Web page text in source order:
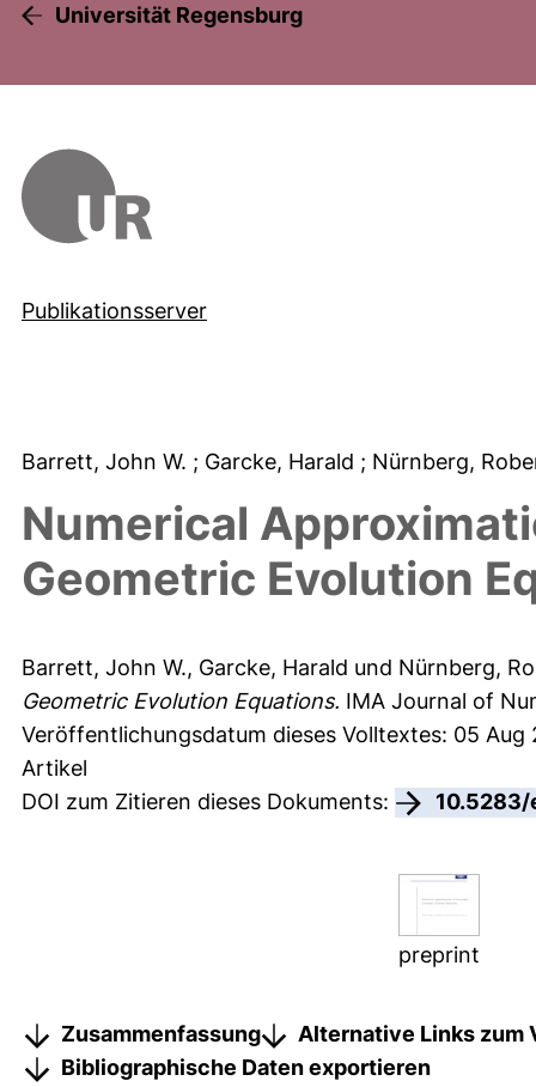
Universität Regensburg
Publikationsserver
Barrett, John W. ; Garcke, Harald ; Nürnberg,
Numerical
Geometric Evolution
Barrett, John W., Garcke, Harald und Nürnberg,
Geometric Evolution Equations. IMA Journal of
Veröffentlichungsdatum dieses Volltextes: 05 Aug
Artikel
DOI zum Zitieren dieses Dokuments:
preprint
Zusammenfassung
Alternative Links zum
Bibliographische Daten exportieren